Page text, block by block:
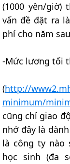
(1000 yên/giờ)
vấn đề đặt ra
phí cho năm
-Mức lương tối
(http://
minimum/
cũng chỉ giao
nhớ đây là
là công ty nào
học sinh (đa